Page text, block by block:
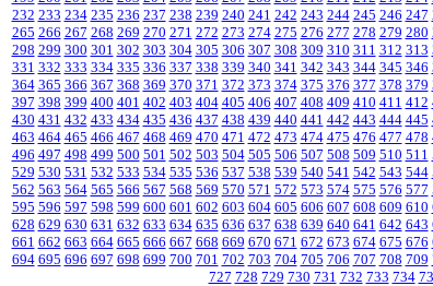
232 233 234 235 236 237 238 239 240 241 242 243 244 245 246 247
265 266 267 268 269 270 271 272 273 274 275 276 277 278 279 280
298 299 300 301 302 303 304 305 306 307 308 309 310 311 312 313
331 332 333 334 335 336 337 338 339 340 341 342 343 344 345 346
364 365 366 367 368 369 370 371 372 373 374 375 376 377 378 379
397 398 399 400 401 402 403 404 405 406 407 408 409 410 411 412
430 431 432 433 434 435 436 437 438 439 440 441 442 443 444 445
463 464 465 466 467 468 469 470 471 472 473 474 475 476 477 478
496 497 498 499 500 501 502 503 504 505 506 507 508 509 510 511
529 530 531 532 533 534 535 536 537 538 539 540 541 542 543 544
562 563 564 565 566 567 568 569 570 571 572 573 574 575 576 577
595 596 597 598 599 600 601 602 603 604 605 606 607 608 609 610
628 629 630 631 632 633 634 635 636 637 638 639 640 641 642 643
661 662 663 664 665 666 667 668 669 670 671 672 673 674 675 676
694 695 696 697 698 699 700 701 702 703 704 705 706 707 708 709
727 728 729 730 731 732 733 734